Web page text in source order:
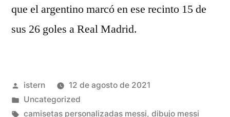
que el argentino marcó en ese recinto 15 de
sus 26 goles a Real Madrid.
Publicado
por
istern
12 de agosto de 2021
Publicado
en
Uncategorized
Etiquetas:
camisetas personalizadas messi, dibujo messi